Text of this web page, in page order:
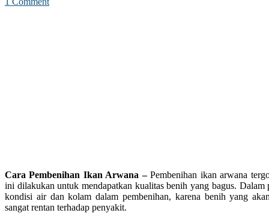
Cara Pembenihan Ikan Arwana –Pembenihan ikan arwana
ini dilakukan untuk mendapatkan kualitas benih yang bagus. Dalam
kondisi air dan kolam dalam pembenihan, karena benih yang
sangat rentan terhadap penyakit.